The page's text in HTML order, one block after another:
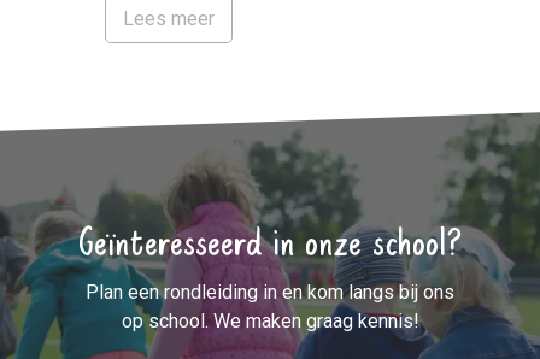
Lees meer
Geïnteresseerd in onze school?
Plan een rondleiding in en kom langs bij ons
op school. We maken graag kennis!